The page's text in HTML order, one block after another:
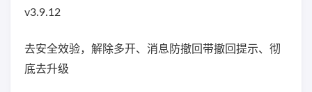
v3.9.12
去安全效验，解除多开、消息防撤回带撤回提示、彻
底去升级